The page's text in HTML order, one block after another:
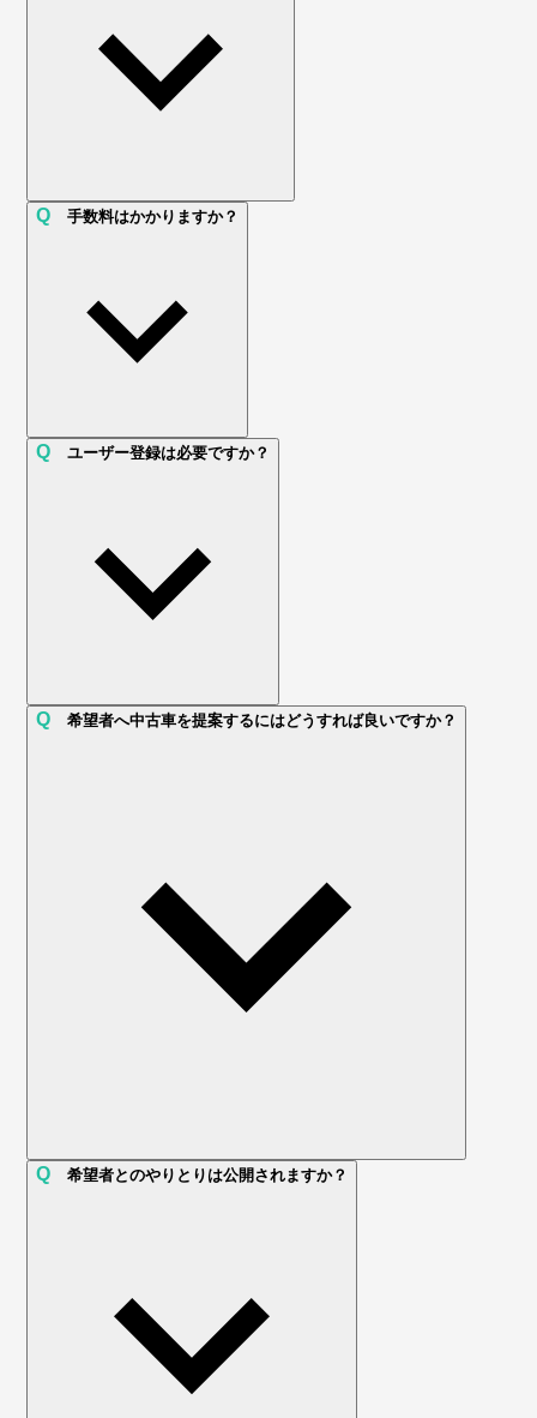
Q 手数料はかかりますか？
Q ユーザー登録は必要ですか？
Q 希望者へ中古車を提案するにはどうすれば良いですか？
Q 希望者とのやりとりは公開されますか？